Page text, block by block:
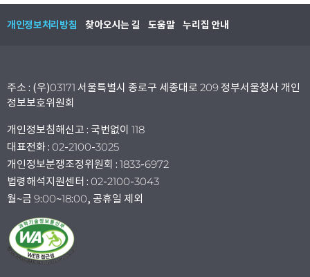
개인정보처리방침 찾아오시는 길 도움말 누리집 안내
주소 : (우)03171 서울특별시 종로구 세종대로 209 정부서울청사 개인
정보보호위원회
개인정보침해신고 : 국번없이 118
대표전화 : 02-2100-3025
개인정보분쟁조정위원회 : 1833-6972
법령해석지원센터 : 02-2100-3043
월~금 9:00~18:00, 공휴일 제외